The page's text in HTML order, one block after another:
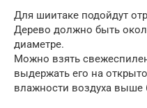
Для шиитаке подойдут
Дерево должно быть
диаметре.
Можно взять
выдержать его на
влажности воздуха выше